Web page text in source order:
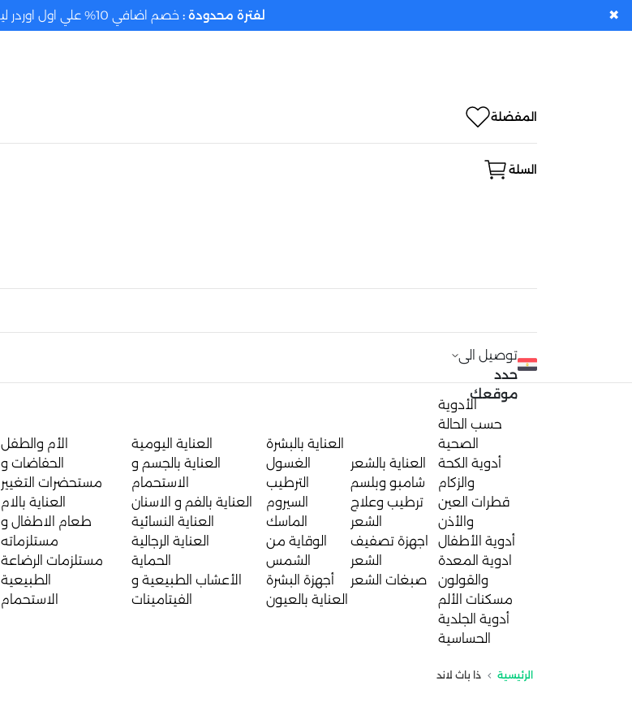
المفضلة
السلة
توصيل الى
حدد
موقعك
الأدوية
حسب الحالة
الصحية
أدوية الكحة
والزكام
قطرات العين
والأذن
أدوية الأطفال
ادوية المعدة
والقولون
مسكنات الألم
أدوية الجلدية
الحساسية
العناية بالشعر
شامبو وبلسم
ترطيب وعلاج
الشعر
اجهزة تصفيف
الشعر
صبغات الشعر
العناية بالبشرة
الغسول
الترطيب
السيروم
الماسك
الوقاية من
الشمس
أجهزة البشرة
العناية بالعيون
العناية اليومية
العناية بالجسم و
الاستحمام
العناية بالفم و الاسنان
العناية النسائية
العناية الرجالية
الحماية
الأعشاب الطبيعية و
الفيتامينات
الأم والطفل
الحفاضات و
مستحضرات التغيير
العناية بالام
طعام الاطفال و
مستلزماته
مستلزمات الرضاعة
الطبيعية
الاستحمام
الرئيسية ذا باث لاند
لفترة محدودة : خصم اضافي 10% علي اول اوردر ليك بكوبون ✖